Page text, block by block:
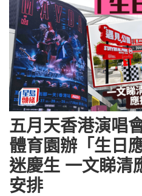
五月天香港演唱
體育園辦「生日
迷慶生 一文睇清
安排